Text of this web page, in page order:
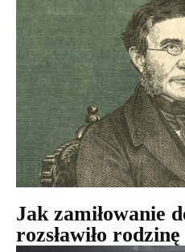
Jak zamiłowanie
rozsławiło